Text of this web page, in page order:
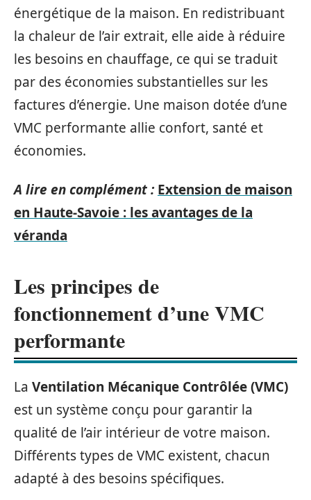
énergétique de la maison. En redistribuant
la chaleur de l’air extrait, elle aide à réduire
les besoins en chauffage, ce qui se traduit
par des économies substantielles sur les
factures d’énergie. Une maison dotée d’une
VMC performante allie confort, santé et
économies.
A lire en complément : Extension de maison
en Haute-Savoie : les avantages de la
véranda
Les principes de
fonctionnement d’une VMC
performante
La Ventilation Mécanique Contrôlée (VMC)
est un système conçu pour garantir la
qualité de l’air intérieur de votre maison.
Différents types de VMC existent, chacun
adapté à des besoins spécifiques.